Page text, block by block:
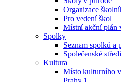
Organizace
Pro vedení škol
Místní akční plán
Spolky
Seznam spolků a
Společenské
Kultura
Místo kulturního
Prahy 1